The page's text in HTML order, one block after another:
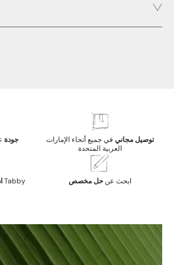
جودة توصيل مجاني في جميع أنحاء الإمارات
العربية المتحدة
مع Tabby ابحث عن حل مخصص